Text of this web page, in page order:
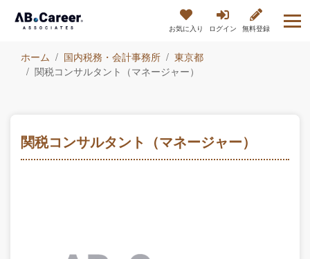
お気に入り ログイン 無料登録
ホーム 国内税務・会計事務所
東京都
関税コンサルタント（マネージャー）
関税コンサルタント（マネージャー）